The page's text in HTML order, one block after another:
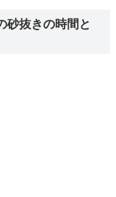
砂抜きの時間と